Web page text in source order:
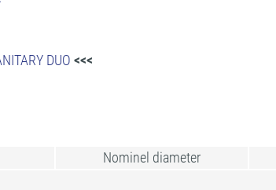
DUO <<<
Nominel diameter